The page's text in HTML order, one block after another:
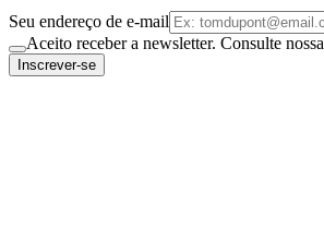
Seu endereço de e-mail
Aceito receber a newsletter. Consulte nossa
Inscrever-se